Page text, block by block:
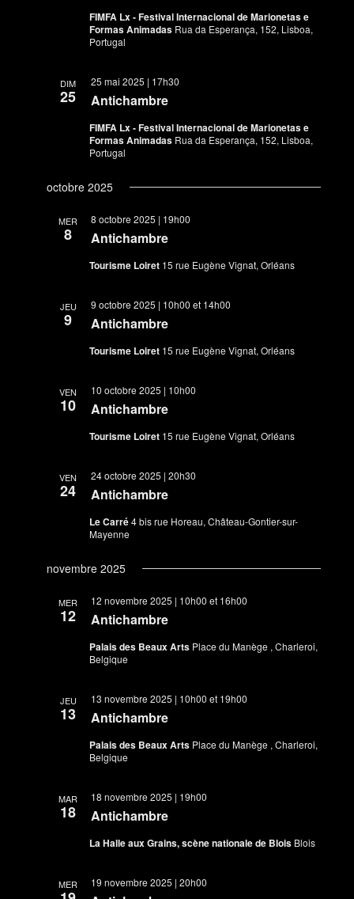
FIMFA Lx - Festival Internacional de Marionetas e
Formas Animadas Rua da Esperança, 152, Lisboa,
Portugal
DIM
25 Antichambre
25 mai 2025 | 17h30
FIMFA Lx - Festival Internacional de Marionetas e
Formas Animadas Rua da Esperança, 152, Lisboa,
Portugal
octobre 2025
MER
8 Antichambre
8 octobre 2025 | 19h00
Tourisme Loiret 15 rue Eugène Vignat, Orléans
JEU
9 Antichambre
9 octobre 2025 | 10h00 et 14h00
Tourisme Loiret 15 rue Eugène Vignat, Orléans
VEN
10 Antichambre
10 octobre 2025 | 10h00
Tourisme Loiret 15 rue Eugène Vignat, Orléans
VEN
24 Antichambre
24 octobre 2025 | 20h30
Le Carré4 bis rue Horeau, Château-Gontier-sur-
Mayenne
novembre 2025
MER
12 Antichambre
12 novembre 2025 | 10h00 et 16h00
Palais des Beaux Arts Place du Manège , Charleroi,
Belgique
JEU
13 Antichambre
13 novembre 2025 | 10h00 et 19h00
Palais des Beaux Arts Place du Manège , Charleroi,
Belgique
MAR
18 Antichambre
18 novembre 2025 | 19h00
La Halle aux Grains, scène nationale de Blois Blois
MER 19 novembre 2025 | 20h00